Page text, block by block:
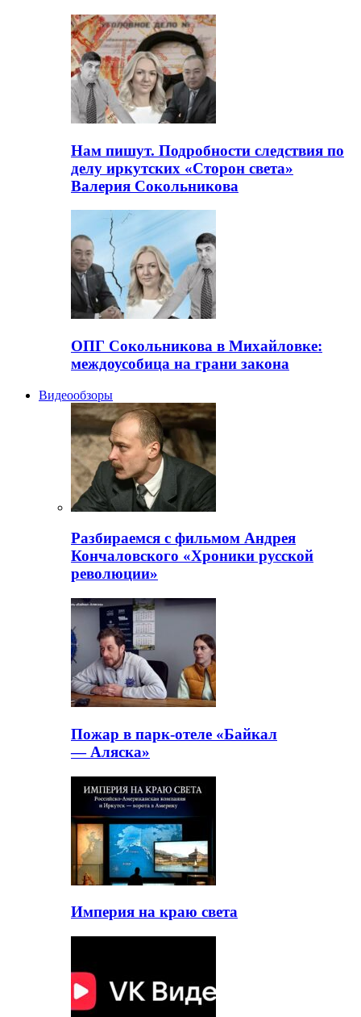
Нам пишут. Подробности следствия по
делу иркутских «Сторон света»
Валерия Сокольникова
ОПГ Сокольникова в Михайловке:
междоусобица на грани закона
Видеообзоры
Разбираемся с фильмом Андрея
Кончаловского «Хроники русской
революции»
Пожар в парк-отеле «Байкал
— Аляска»
Империя на краю света